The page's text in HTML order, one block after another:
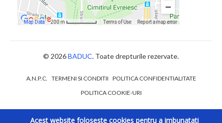
© 2026BADUC. Toate drepturile rezervate.
A.N.P.C. TERMENI SI CONDITII POLITICA CONFIDENTIALITATE
POLITICA COOKIE-URI
Acest website foloseste cookies pentru a imbunatati